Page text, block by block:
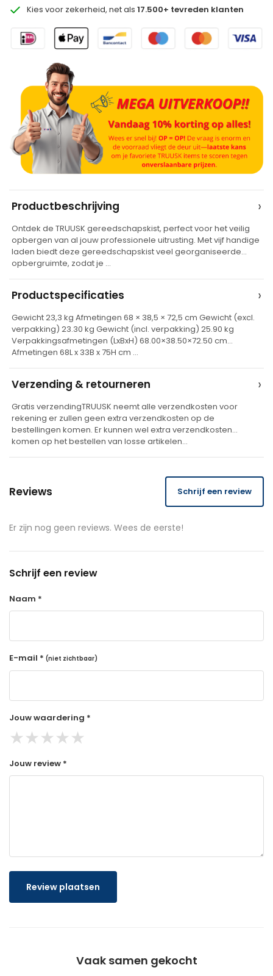
Kies voor zekerheid, net als17.500+ tevreden klanten
t
e
r
a
t
v
e
Productbeschrijving ›
Ontdek de TRUUSK gereedschapskist, perfect voor het veilig
opbergen van al jouw professionele uitrusting. Met vijf handige
laden biedt deze gereedschapskist veel georganiseerde
opbergruimte, zodat je …
Productspecificaties ›
Gewicht 23,3 kg Afmetingen 68 × 38,5 × 72,5 cm Gewicht (excl.
verpakking) 23.30 kg Gewicht (incl. verpakking) 25.90 kg
Verpakkingsafmetingen (LxBxH) 68.00×38.50×72.50 cm
Afmetingen 68L x 33B x 75H cm …
Verzending & retourneren ›
Gratis verzendingTRUUSK neemt alle verzendkosten voor
rekening er zullen geen extra verzendkosten op de
bestellingen komen. Er kunnen wel extra verzendkosten
komen op het bestellen van losse artikelen…
Reviews Schrijf een review
Er zijn nog geen reviews. Wees de eerste!
Schrijf een review
Naam *
E-mail * (niet zichtbaar)
Jouw waardering *
★★★★★
Jouw review *
Review plaatsen
Vaak samen gekocht